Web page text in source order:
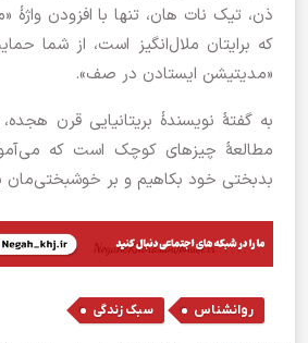
‌ذن،‌ تیک نات هان، تنها با افزودن واژۀ‌
که برایتان ملال‌انگیز است، از شما
«مدیتیشن ایستادن در صف».
به گفتۀ نویسندۀ بریتانیایی قرن
مطالعۀ چیزهای کوچک است که
بدبختی خود بکاهیم و بر خوشبختی‌مان
روانشناس , سبک زندگی